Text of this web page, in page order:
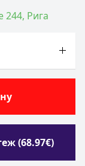
244, Рига
(68.97€)